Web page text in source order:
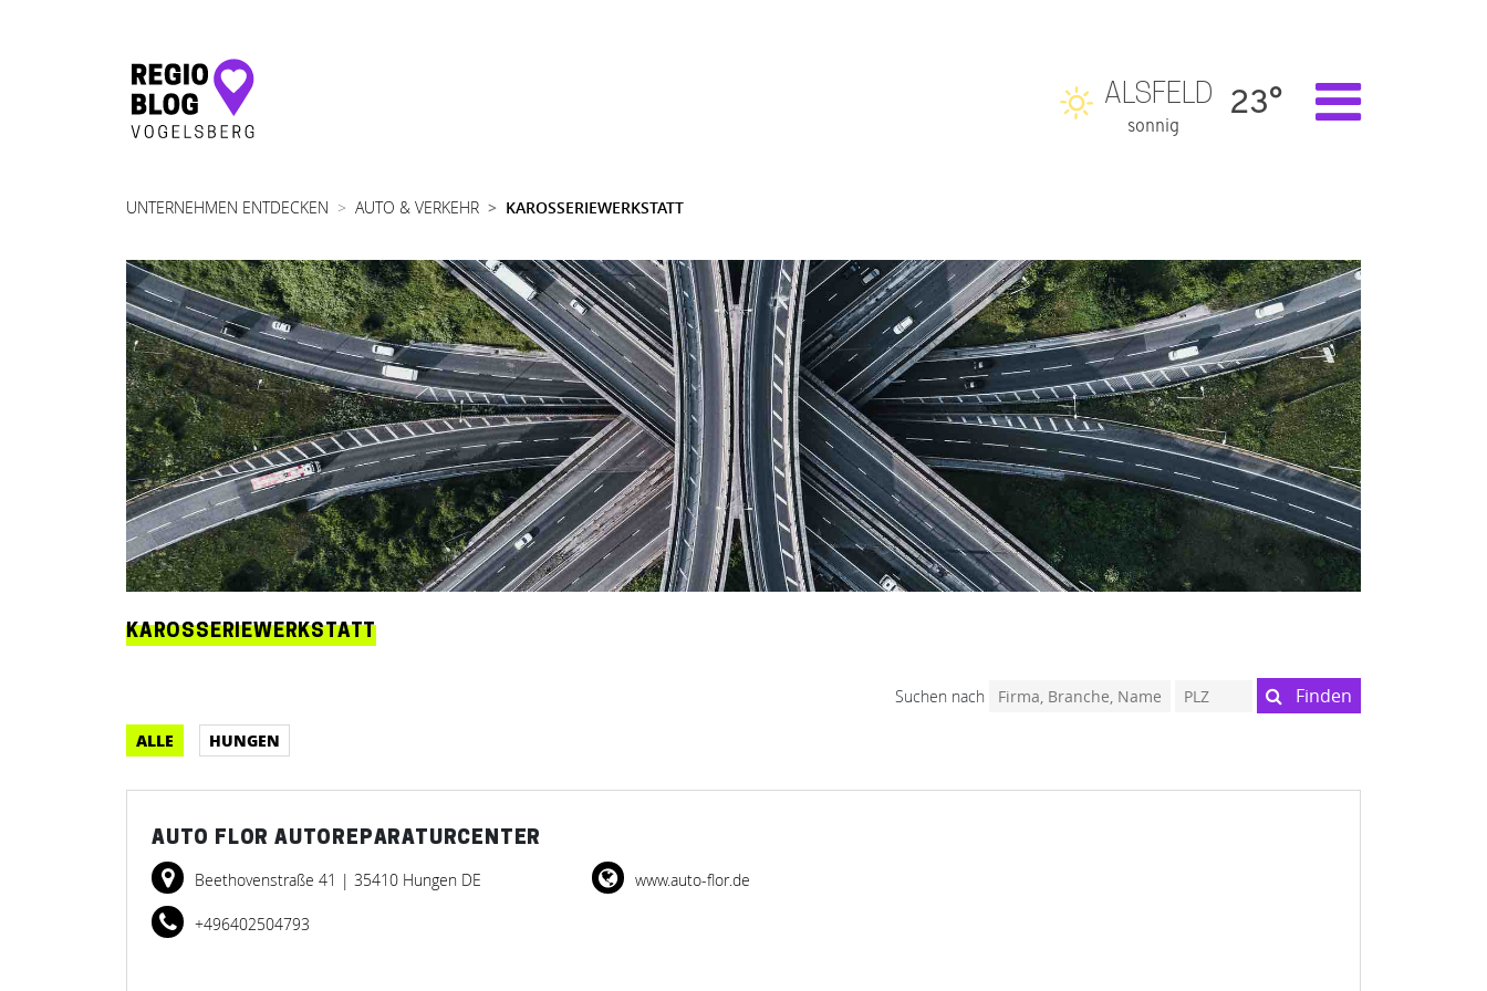
Hauptnavigation
ALSFELD
sonnig
23°
UNTERNEHMEN ENTDECKEN AUTO & VERKEHR KAROSSERIEWERKSTATT
KAROSSERIEWERKSTATT
Suchen nach Finden
ALLE HUNGEN
AUTO FLOR AUTOREPARATURCENTER
Beethovenstraße 41 | 35410 Hungen DE
+496402504793
www.auto-flor.de